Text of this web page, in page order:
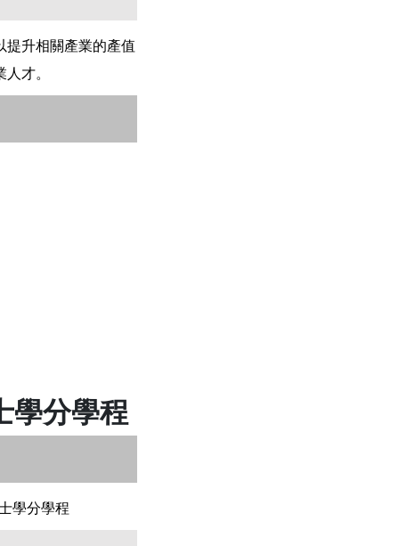
提升相關產業的產值
才。
學分學程
學分學程